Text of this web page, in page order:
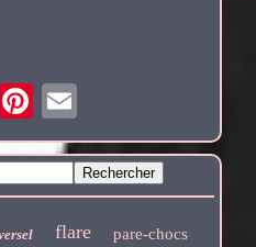
flare pare-chocs